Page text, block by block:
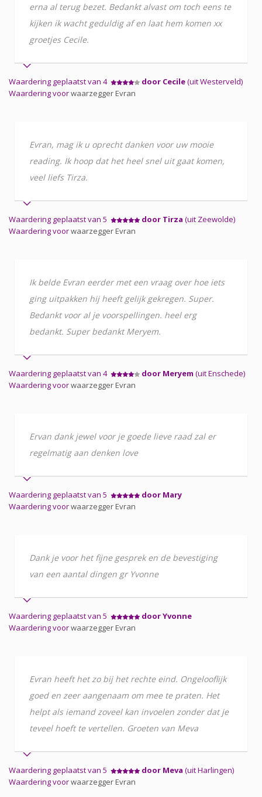
erna al terug bezet. Bedankt alvast om toch eens te
kijken ik wacht geduldig af en laat hem komen xx
groetjes Cecile.
Waardering geplaatst van 4 door Cecile(uit Westerveld)
Waardering voorwaarzegger Evran
Evran, mag ik u oprecht danken voor uw mooie
reading. Ik hoop dat het heel snel uit gaat komen,
veel liefs Tirza.
Waardering geplaatst van 5 door Tirza (uit Zeewolde)
Waardering voorwaarzegger Evran
Ik belde Evran eerder met een vraag over hoe iets
ging uitpakken hij heeft gelijk gekregen. Super.
Bedankt voor al je voorspellingen. heel erg
bedankt. Super bedankt Meryem.
Waardering geplaatst van 4 door Meryem (uit Enschede)
Waardering voorwaarzegger Evran
Ervan dank jewel voor je goede lieve raad zal er
regelmatig aan denken love
Waardering geplaatst van 5
door Mary
Waardering voorwaarzegger Evran
Dank je voor het fijne gesprek en de bevestiging
van een aantal dingen gr Yvonne
Waardering geplaatst van 5
door Yvonne
Waardering voorwaarzegger Evran
Evran heeft het zo bij het rechte eind. Ongelooflijk
goed en zeer aangenaam om mee te praten. Het
helpt als iemand zoveel kan invoelen zonder dat je
teveel hoeft te vertellen. Groeten van Meva
Waardering geplaatst van 5 door Meva (uit Harlingen)
Waardering voorwaarzegger Evran